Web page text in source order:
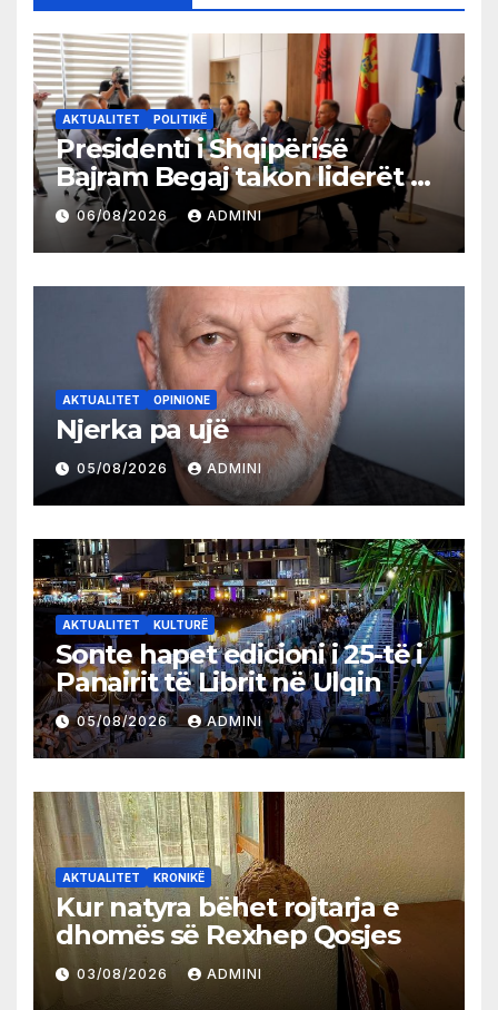
AKTUALITET POLITIKË
Presidenti i Shqipërisë
Bajram Begaj takon liderët e
partive shqiptare në Ulqin
06/08/2026 ADMINI
AKTUALITET OPINIONE
Njerka pa ujë
05/08/2026 ADMINI
AKTUALITET KULTURË
Sonte hapet edicioni i 25-të i
Panairit të Librit në Ulqin
05/08/2026 ADMINI
AKTUALITET KRONIKË
Kur natyra bëhet rojtarja e
dhomës së Rexhep Qosjes
03/08/2026 ADMINI